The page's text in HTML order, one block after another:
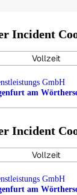
Incident
Vollzeit
GmbH
am
Incident
Vollzeit
GmbH
am